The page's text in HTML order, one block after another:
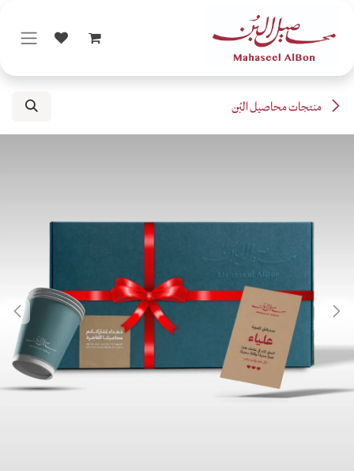
منتجات محاصيل البُن